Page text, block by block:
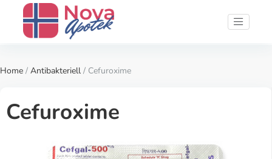
Home / Antibakteriell / Cefuroxime
Cefuroxime